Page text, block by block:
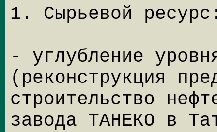
1. Сырьевой
- углубление
(реконструкция
строительство
завода ТАНЕКО в